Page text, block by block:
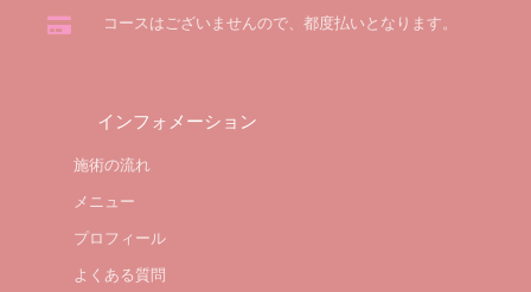
コースはございませんので、都度払いとなります。
インフォメーション
施術の流れ
メニュー
プロフィール
よくある質問